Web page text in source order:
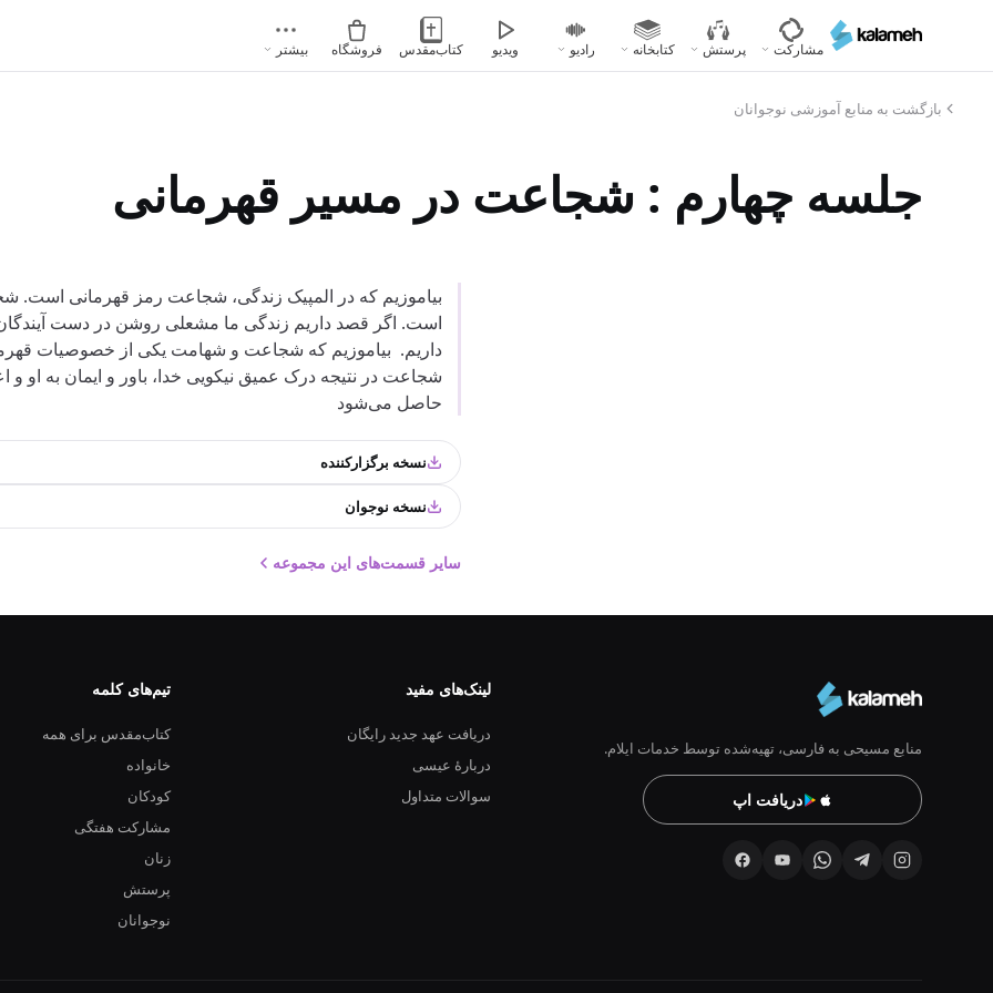
محتوای
مشارکت پرستش کتابخانه رادیو ویدیو کتاب‌مقدس فروشگاه بیشتر
بازگشت به منابع آموزشی نوجوانان
جلسه چهارم : شجاعت در مسیر قهرمانی
بیاموزیم که در المپیک زندگی، شجاعت رمز قهرمانی است.
است. اگر قصد داریم زندگی ما مشعلی روشن در دست آیندگان
داریم. بیاموزیم که شجاعت و شهامت یکی از خصوصیات
شجاعت در نتیجه درک عمیق نیکویی خدا، باور و ایمان به او و
حاصل می‌شود
نسخه برگزارکننده
نسخه نوجوان
سایر قسمت‌های این مجموعه
منابع مسیحی به فارسی، تهیه‌شده توسط خدمات ایلام.
دریافت اپ
لینک‌های مفید
دریافت عهد جدید رایگان
دربارهٔ عیسی
سوالات متداول
تیم‌های کلمه
کتاب‌مقدس برای همه
خانواده
کودکان
مشارکت هفتگی
زنان
پرستش
نوجوانان